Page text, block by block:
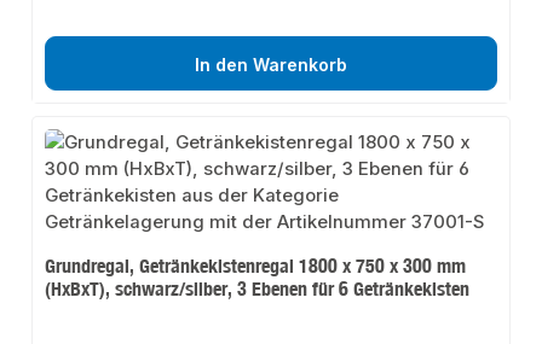
In den Warenkorb
Grundregal, Getränkekistenregal 1800 x 750 x 300 mm
(HxBxT), schwarz/silber, 3 Ebenen für 6 Getränkekisten